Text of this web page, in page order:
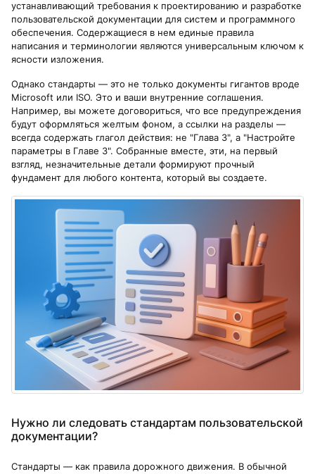
устанавливающий требования к проектированию и разработке
пользовательской документации для систем и программного
обеспечения. Содержащиеся в нем единые правила
написания и терминологии являются универсальным ключом к
ясности изложения.
Однако стандарты — это не только документы гигантов вроде
Microsoft или ISO. Это и ваши внутренние соглашения.
Например, вы можете договориться, что все предупреждения
будут оформляться желтым фоном, а ссылки на разделы —
всегда содержать глагол действия: не "Глава 3", а "Настройте
параметры в Главе 3". Собранные вместе, эти, на первый
взгляд, незначительные детали формируют прочный
фундамент для любого контента, который вы создаете.
Нужно ли следовать стандартам пользовательской
документации?
Стандарты — как правила дорожного движения. В обычной